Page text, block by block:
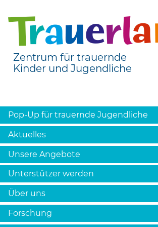
Zentrum für trauernde
Kinder und Jugendliche
Pop-Up für trauernde Jugendliche
Aktuelles
Unsere Angebote
Unterstützer werden
Über uns
Forschung